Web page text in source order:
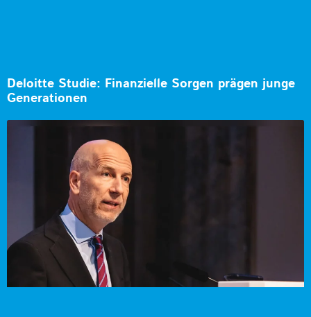
Deloitte Studie: Finanzielle Sorgen prägen junge
Generationen